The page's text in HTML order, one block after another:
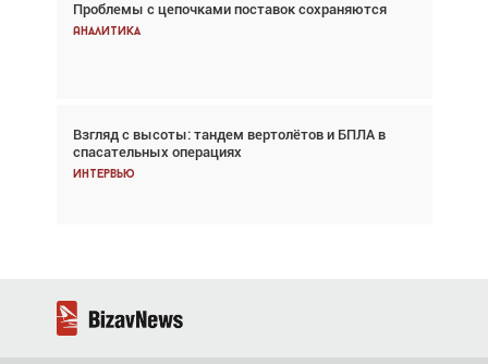
Проблемы с цепочками поставок сохраняются
Аналитика
Взгляд с высоты: тандем вертолётов и БПЛА в
спасательных операциях
Интервью
Впервые с 2024 года глобальный трафик
снижается три недели подряд
Частный самолёт – это актив. Подходите к
покупке соответствующим образом
Интервью